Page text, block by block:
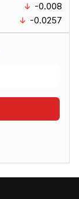
-0.008
-0.0257